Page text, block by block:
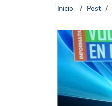
Inicio / Post /